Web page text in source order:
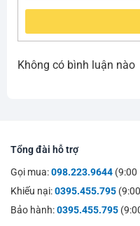
Không có bình luận nào
Tổng đài hỗ trợ
Gọi mua:098.223.9644 (9:00
Khiếu nại:0395.455.795
Bảo hành:0395.455.795